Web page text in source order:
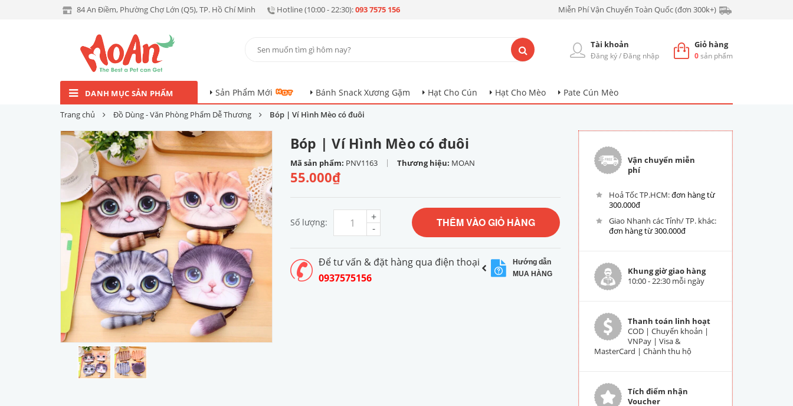
84 An Điềm, Phường Chợ Lớn (Q5), TP. Hồ Chí Minh Hotline (10:00 - 22:30):093 7575 156 Miễn Phí Vận Chuyển Toàn Quốc (đơn 300k+)
Giỏ hàng
0sản phẩm
Tài khoản
Đăng ký/Đăng nhập
DANH MỤC SẢN PHẨM Sản Phẩm Mới Bánh Snack Xương Gặm Hạt Cho Cún Hạt Cho Mèo Pate Cún Mèo
Trang chủ Đồ Dùng - Văn Phòng Phẩm Dễ Thương Bóp | Ví Hình Mèo có đuôi
Bóp | Ví Hình Mèo có đuôi
Mã sản phẩm: PNV1163 | Thương hiệu: MOAN
55.000₫
Số lượng: -
+ THÊM VÀO GIỎ HÀNG
Để tư vấn & đặt hàng qua điện thoại
0937575156
Hướng dẫn
MUA HÀNG
Vận chuyển miễn
phí
Hoả Tốc TP.HCM:đơn hàng từ
300.000đ
Giao Nhanh các Tỉnh/ TP. khác:
đơn hàng từ 300.000đ
Khung giờ giao hàng
10:00 - 22:30 mỗi ngày
Thanh toán linh hoạt
COD | Chuyển khoản |
VNPay | Visa &
MasterCard | Chành thu hộ
Tích điểm nhận
Voucher